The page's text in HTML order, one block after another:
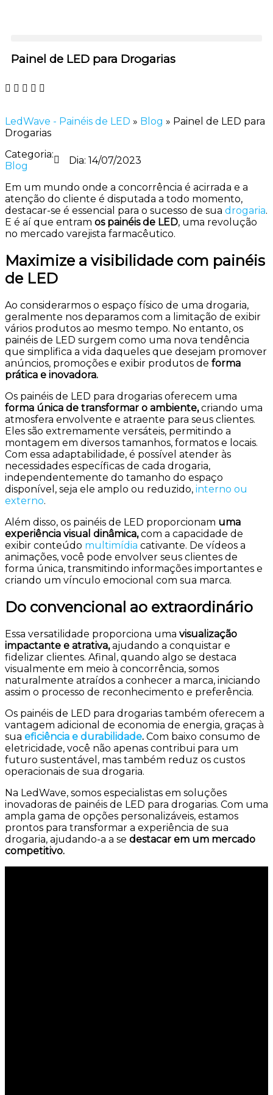
Painel de LED para Drogarias
LedWave - Painéis de LED » Blog » Painel de LED para
Drogarias
Categoria:
Blog
Dia: 14/07/2023
Em um mundo onde a concorrência é acirrada e a
atenção do cliente é disputada a todo momento,
destacar-se é essencial para o sucesso de sua drogaria.
E é aí que entram os painéis de LED, uma revolução
no mercado varejista farmacêutico.
Maximize a visibilidade com painéis
de LED
Ao considerarmos o espaço físico de uma drogaria,
geralmente nos deparamos com a limitação de exibir
vários produtos ao mesmo tempo. No entanto, os
painéis de LED surgem como uma nova tendência
que simplifica a vida daqueles que desejam promover
anúncios, promoções e exibir produtos de forma
prática e inovadora.
Os painéis de LED para drogarias oferecem uma
forma única de transformar o ambiente,criando uma
atmosfera envolvente e atraente para seus clientes.
Eles são extremamente versáteis, permitindo a
montagem em diversos tamanhos, formatos e locais.
Com essa adaptabilidade, é possível atender às
necessidades específicas de cada drogaria,
independentemente do tamanho do espaço
disponível, seja ele amplo ou reduzido, interno ou
externo.
Além disso, os painéis de LED proporcionam uma
experiência visual dinâmica,com a capacidade de
exibir conteúdo multimídia cativante. De vídeos a
animações, você pode envolver seus clientes de
forma única, transmitindo informações importantes e
criando um vínculo emocional com sua marca.
Do convencional ao extraordinário
Essa versatilidade proporciona uma visualização
impactante e atrativa,ajudando a conquistar e
fidelizar clientes. Afinal, quando algo se destaca
visualmente em meio à concorrência, somos
naturalmente atraídos a conhecer a marca, iniciando
assim o processo de reconhecimento e preferência.
Os painéis de LED para drogarias também oferecem a
vantagem adicional de economia de energia, graças à
sua eficiência e durabilidade. Com baixo consumo de
eletricidade, você não apenas contribui para um
futuro sustentável, mas também reduz os custos
operacionais de sua drogaria.
Na LedWave, somos especialistas em soluções
inovadoras de painéis de LED para drogarias. Com uma
ampla gama de opções personalizáveis, estamos
prontos para transformar a experiência de sua
drogaria, ajudando-a a se destacar em um mercado
competitivo.